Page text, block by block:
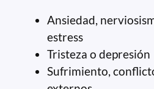
Ansiedad,
estress
Tristeza o depresión
Sufrimiento,